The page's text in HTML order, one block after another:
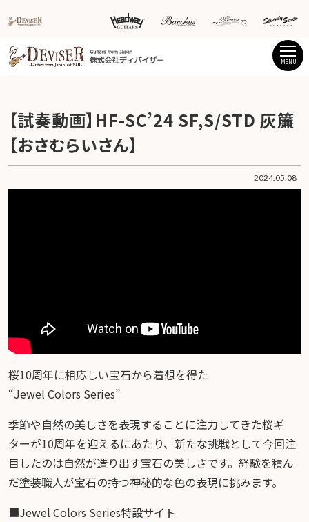
MENU
2024.05.08
【試奏動画】HF-SC’24 SF,S/STD 灰簾
【おさむらいさん】
桜10周年に相応しい宝石から着想を得た
“Jewel Colors Series”
季節や自然の美しさを表現することに注力してきた桜ギ
ターが10周年を迎えるにあたり、新たな挑戦として今回注
目したのは自然が造り出す宝石の美しさです。経験を積ん
だ塗装職人が宝石の持つ神秘的な色の表現に挑みます。
■Jewel Colors Series特設サイト